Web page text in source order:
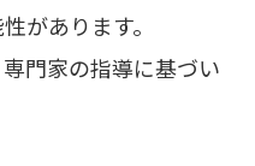
があります。
門家の指導に基づい